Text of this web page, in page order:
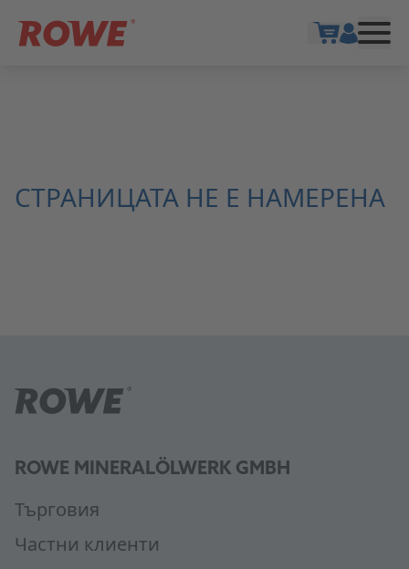
СТРАНИЦАТА НЕ Е НАМЕРЕНА
ROWE MINERALÖLWERK GMBH
Търговия
Частни клиенти